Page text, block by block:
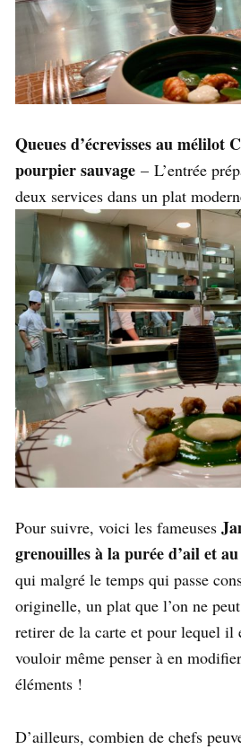
Queues d’écrevisses au mélilot
pourpier sauvage – L’entrée
deux services dans un plat
Pour suivre, voici les fameuses
grenouilles à la purée d’ail et
qui malgré le temps qui passe
originelle, un plat que l’on ne
retirer de la carte et pour lequel il
vouloir même penser à en
éléments !
D’ailleurs, combien de chefs